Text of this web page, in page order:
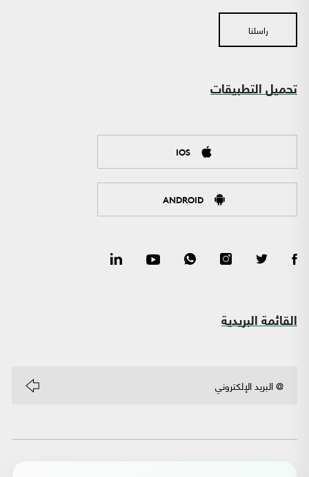
راسلنا
تحميل التطبيقات
IOS
ANDROID
القائمة البريدية